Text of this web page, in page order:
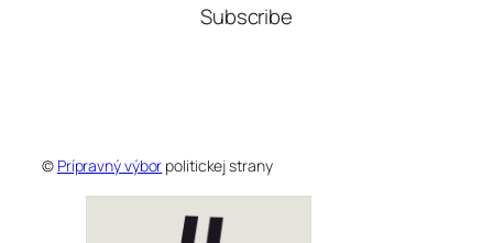
Subscribe
© Prípravný výbor politickej strany